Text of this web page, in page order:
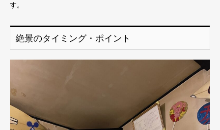
す。
絶景のタイミング・ポイント